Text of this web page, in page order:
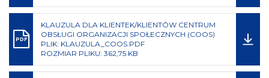
PDF
KLAUZULA DLA KLIENTEK/KLIENTÓW CENTRUM
OBSŁUGI ORGANIZACJI SPOŁECZNYCH (COOS)
PLIK: KLAUZULA_COOS.PDF
ROZMIAR PLIKU: 362,75 KB